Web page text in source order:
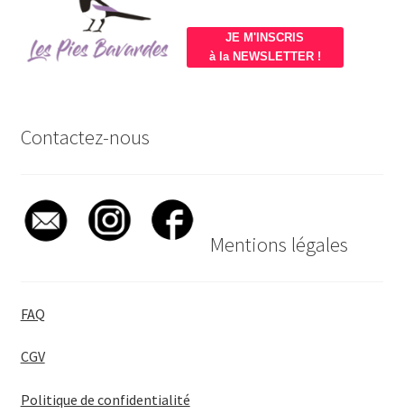
JE M'INSCRIS
à la NEWSLETTER !
Contactez-nous
Mentions légales
FAQ
CGV
Politique de confidentialité